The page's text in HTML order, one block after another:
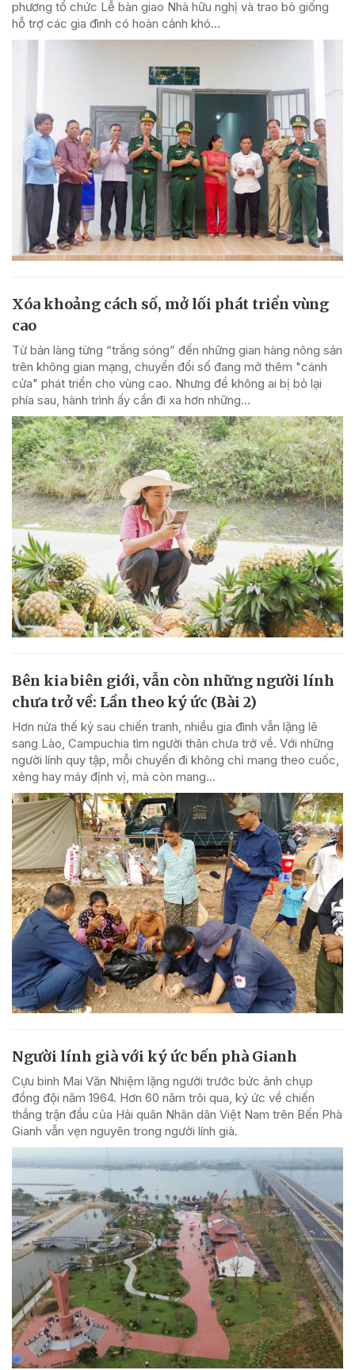
phương tổ chức Lễ bàn giao Nhà hữu nghị và trao bò giống
hỗ trợ các gia đình có hoàn cảnh khó...
Xóa khoảng cách số, mở lối phát triển vùng
cao
Từ bản làng từng “trắng sóng” đến những gian hàng nông sản
trên không gian mạng, chuyển đổi số đang mở thêm "cánh
cửa" phát triển cho vùng cao. Nhưng để không ai bị bỏ lại
phía sau, hành trình ấy cần đi xa hơn những...
Bên kia biên giới, vẫn còn những người lính
chưa trở về: Lần theo ký ức (Bài 2)
Hơn nửa thế kỷ sau chiến tranh, nhiều gia đình vẫn lặng lẽ
sang Lào, Campuchia tìm người thân chưa trở về. Với những
người lính quy tập, mỗi chuyến đi không chỉ mang theo cuốc,
xẻng hay máy định vị, mà còn mang...
Người lính già với ký ức bến phà Gianh
Cựu binh Mai Văn Nhiệm lặng người trước bức ảnh chụp
đồng đội năm 1964. Hơn 60 năm trôi qua, ký ức về chiến
thắng trận đầu của Hải quân Nhân dân Việt Nam trên Bến Phà
Gianh vẫn vẹn nguyên trong người lính già.